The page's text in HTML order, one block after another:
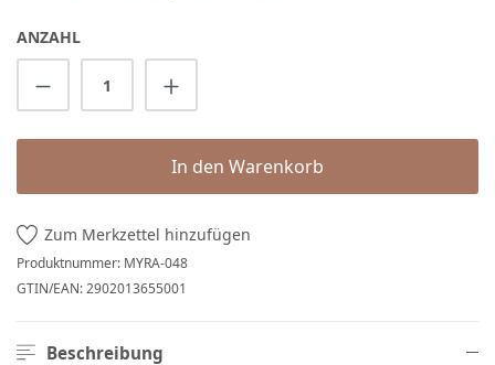
ANZAHL
Produkt Anzahl: Gib den gewünschten
In den Warenkorb
Zum Merkzettel hinzufügen
Produktnummer: MYRA-048
GTIN/EAN:2902013655001
Beschreibung